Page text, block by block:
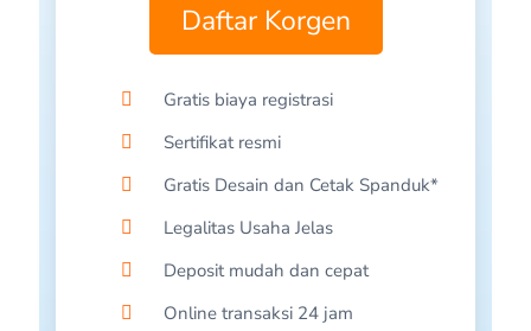
HARUN HUSAIN-SULAWESI SELATAN
MANGANET-TASIKMALAYA
TMC CORNER-KLATEN
ZHIA CELL-BANTEN
PPOBSHOPE-TEGAL
SHAKILA-CIANJUR
DWP STORE-SUMATERA BARAT
Daftar Korgen
Gratis biaya registrasi
Sertifikat resmi
Gratis Desain dan Cetak Spanduk*
Legalitas Usaha Jelas
Deposit mudah dan cepat
Online transaksi 24 jam